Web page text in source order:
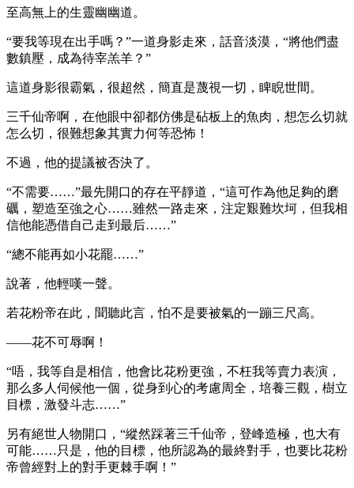
至高無上的生靈幽幽道。
“要我等現在出手嗎？”一道身影走來，話音淡漠，“將他們盡
數鎮壓，成為待宰羔羊？”
這道身影很霸氣，很超然，簡直是蔑視一切，睥睨世間。
三千仙帝啊，在他眼中卻都仿佛是砧板上的魚肉，想怎么切就
怎么切，很難想象其實力何等恐怖！
不過，他的提議被否決了。
“不需要……”最先開口的存在平靜道，“這可作為他足夠的磨
礪，塑造至強之心……雖然一路走來，注定艱難坎坷，但我相
信他能憑借自己走到最后……”
“總不能再如小花罷……”
說著，他輕嘆一聲。
若花粉帝在此，聞聽此言，怕不是要被氣的一蹦三尺高。
——花不可辱啊！
“唔，我等自是相信，他會比花粉更強，不枉我等賣力表演，
那么多人伺候他一個，從身到心的考慮周全，培養三觀，樹立
目標，激發斗志……”
另有絕世人物開口，“縱然踩著三千仙帝，登峰造極，也大有
可能……只是，他的目標，他所認為的最終對手，也要比花粉
帝曾經對上的對手更棘手啊！”